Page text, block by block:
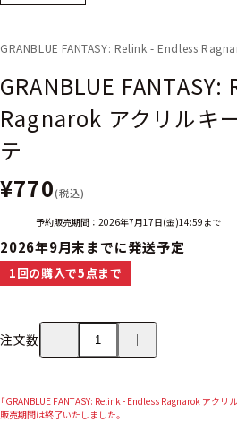
GRANBLUE FANTASY: Relink - Endless
GRANBLUE
Ragnarok アクリルキ
テ
¥770(税込)
予約販売期間：2026年7月17日(金)14:59まで
2026年9月末までに発送予定
1回の購入で5点まで
注文数
「GRANBLUE FANTASY: Relink - Endless Ragnarok アクリ
販売期間は終了いたしました。